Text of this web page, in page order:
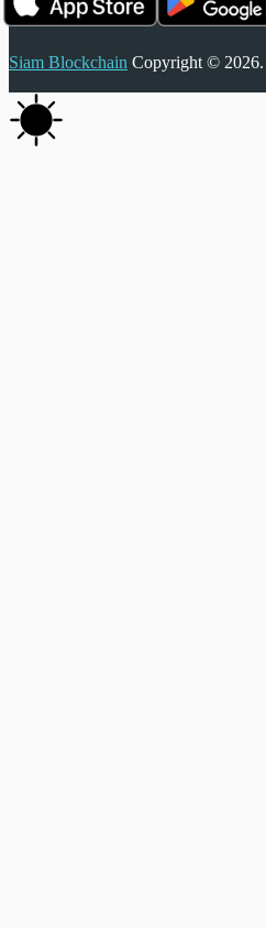
Siam Blockchain Copyright © 2026.